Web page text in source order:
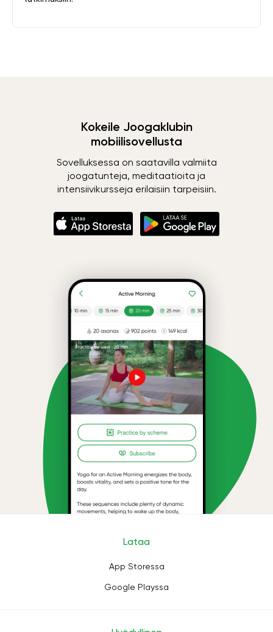
Kokeile Joogaklubin
mobiilisovellusta
Sovelluksessa on saatavilla valmiita
joogatunteja, meditaatioita ja
intensiivikursseja erilaisiin tarpeisiin.
Lataa
App Storessa
Google Playssa